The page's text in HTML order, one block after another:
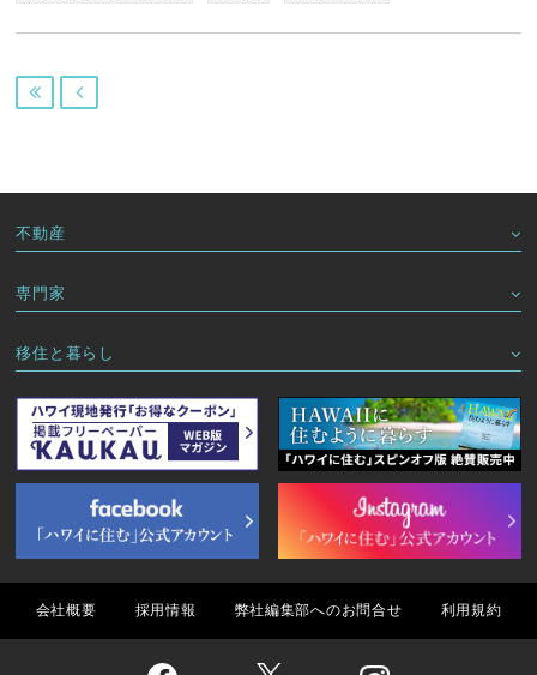
 
不動産
専門家
移住と暮らし
会社概要 採用情報 弊社編集部へのお問合せ 利用規約